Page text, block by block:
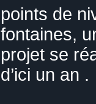
points de
fontaines,
projet se
d’ici un an .